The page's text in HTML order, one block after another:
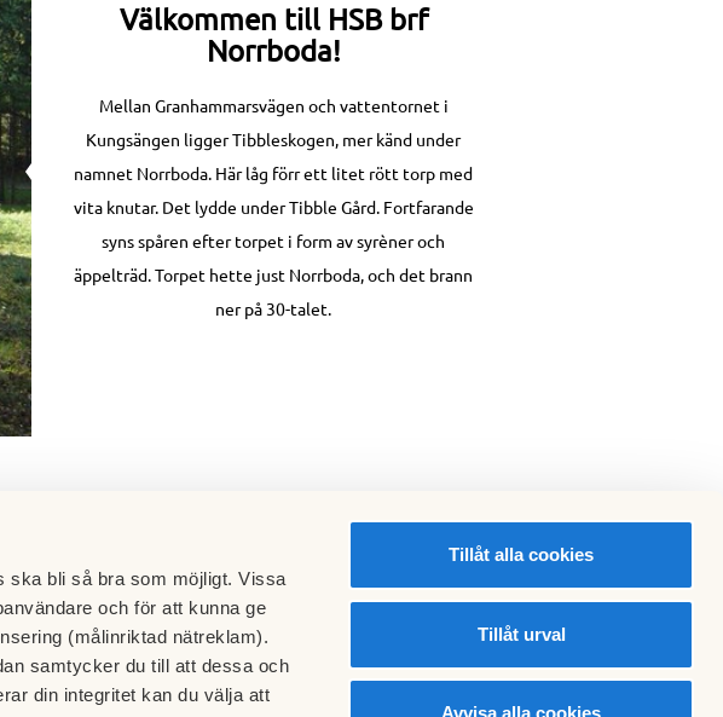
ska bli så bra som möjligt. Vissa
och för att kunna ge
(målinriktad nätreklam).
samtycker du till att dessa och
din integritet kan du välja att
Tillåt alla cookies
Tillåt urval
Avvisa alla cookies
Välkommen till HSB brf
Norrboda!
Mellan Granhammarsvägen och vattentornet i
Kungsängen ligger Tibbleskogen, mer känd under
namnet Norrboda. Här låg förr ett litet rött torp med
vita knutar. Det lydde under Tibble Gård. Fortfarande
syns spåren efter torpet i form av syrèner och
äppelträd. Torpet hette just Norrboda, och det brann
ner på 30-talet.